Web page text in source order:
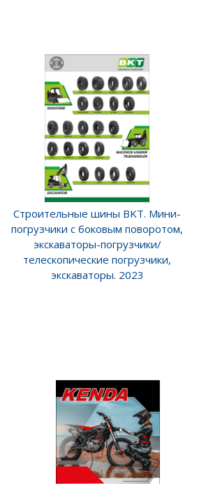
Строительные шины BKT. Мини-
погрузчики с боковым поворотом,
экскаваторы-погрузчики/
телескопические погрузчики,
экскаваторы. 2023